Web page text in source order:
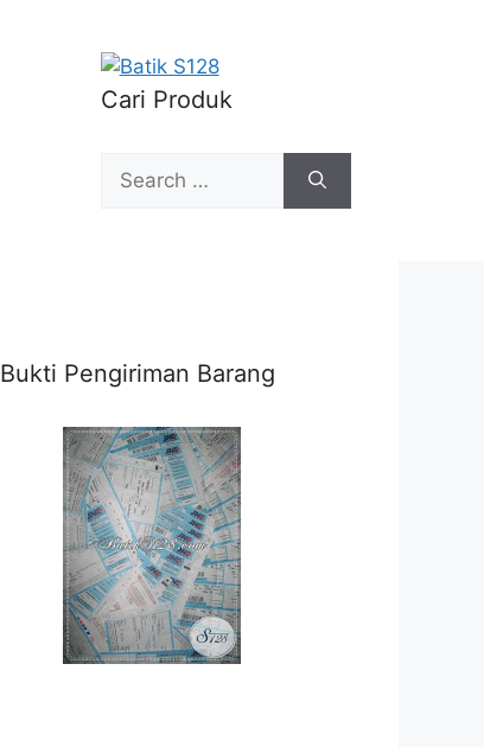
Cari Produk
Search
for:
Bukti Pengiriman Barang